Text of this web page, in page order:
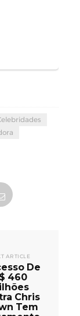
ARTICLE
De
460
Chris
Tem